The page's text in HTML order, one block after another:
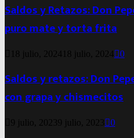
Saldos y Retazos: Don
puro mate y torta frita
18 julio, 2024 18 julio, 2024 0
Saldos y retazos: Don
con grapa y chismecitos
9 julio, 20239 julio, 2023 0